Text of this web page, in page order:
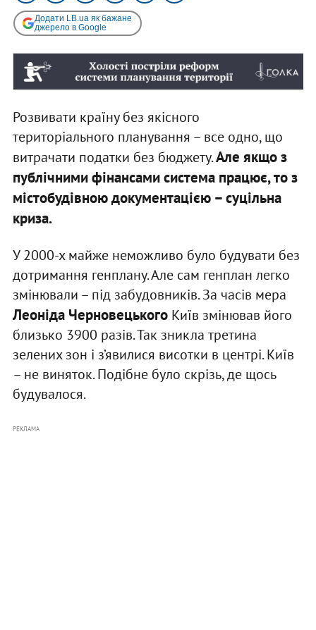
Додати LB.ua як бажане
джерело в Google
Розвивати країну без якісного
територіального планування – все одно, що
витрачати податки без бюджету.Але якщо з
публічними фінансами система працює, то з
містобудівною документацією – суцільна
криза.
У 2000-х майже неможливо було будувати без
дотримання генплану. Але сам генплан легко
змінювали – під забудовників. За часів мера
Леоніда ЧерновецькогоКиїв змінював його
близько 3900 разів. Так зникла третина
зелених зон і з’явилися висотки в центрі. Київ
– не виняток. Подібне було скрізь, де щось
будувалося.
РЕКЛАМА